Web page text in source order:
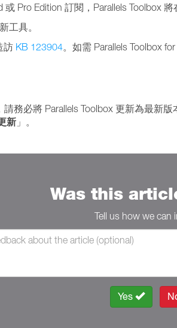
Pro Edition 訂閱，Parallels Toolbox 將
工具。
訪 KB 123904。如需 Parallels Toolbox
務必將 Parallels Toolbox 更新為最新
新 」。
Was this
Tell us how we can
Yes